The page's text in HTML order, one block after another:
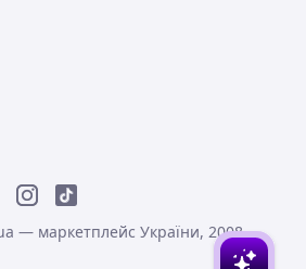
— маркетплейс України, 2008-